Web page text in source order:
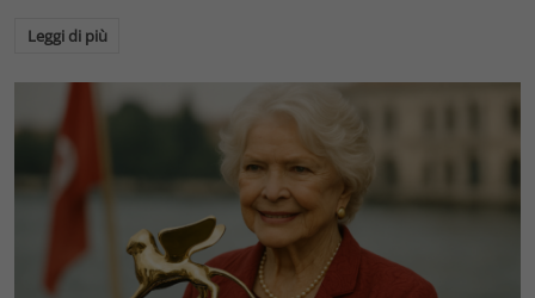
Leggi di più